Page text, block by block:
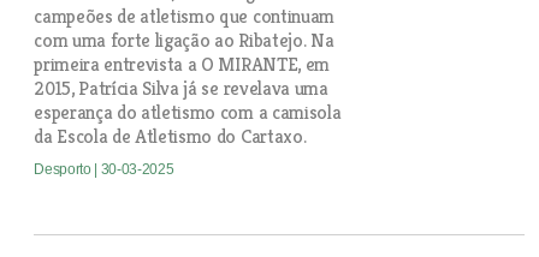
campeões de atletismo que continuam
com uma forte ligação ao Ribatejo. Na
primeira entrevista a O MIRANTE, em
2015, Patrícia Silva já se revelava uma
esperança do atletismo com a camisola
da Escola de Atletismo do Cartaxo.
Desporto | 30-03-2025